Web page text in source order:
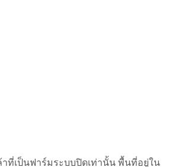
ที่เป็นฟาร์มระบบปิดเท่านั้น พื้นที่อยู่ใน